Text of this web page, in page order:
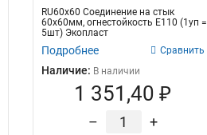
RU60х60 Cоединение на стык
60х60мм, огнестойкость E110 (1уп =
5шт) Экопласт
Подробнее Сравнить
Наличие: В наличии
1 351,40 ₽
– +